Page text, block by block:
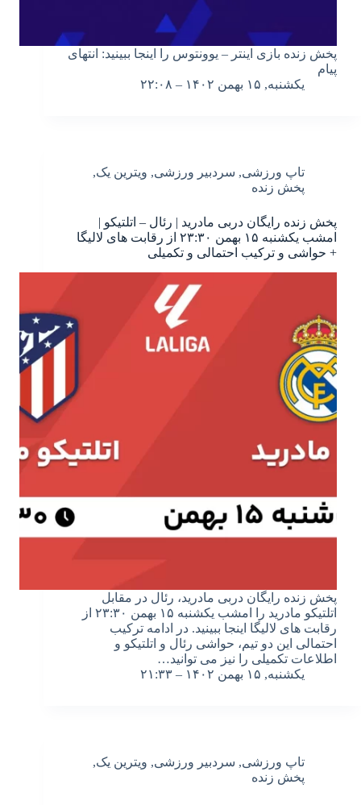
پخش زنده بازی اینتر – یوونتوس را اینجا ببینید: انتهای
پیام
یکشنبه, ۱۵ بهمن ۱۴۰۲ – ۲۲:۰۸
تاپ ورزشی, سردبیر ورزشی, ویترین یک,
پخش زنده
پخش زنده رایگان دربی مادرید | رئال – اتلتیکو |
امشب یکشنبه ۱۵ بهمن ۲۳:۳۰ از رقابت های لالیگا
+ حواشی و ترکیب احتمالی و تکمیلی
پخش زنده رایگان دربی مادرید، رئال در مقابل
اتلتیکو مادرید را امشب یکشنبه ۱۵ بهمن ۲۳:۳۰ از
رقابت های لالیگا اینجا ببینید. در ادامه ترکیب
احتمالی این دو تیم، حواشی رئال و اتلتیکو و
اطلاعات تکمیلی را نیز می توانید…
یکشنبه, ۱۵ بهمن ۱۴۰۲ – ۲۱:۳۳
تاپ ورزشی, سردبیر ورزشی, ویترین یک,
پخش زنده